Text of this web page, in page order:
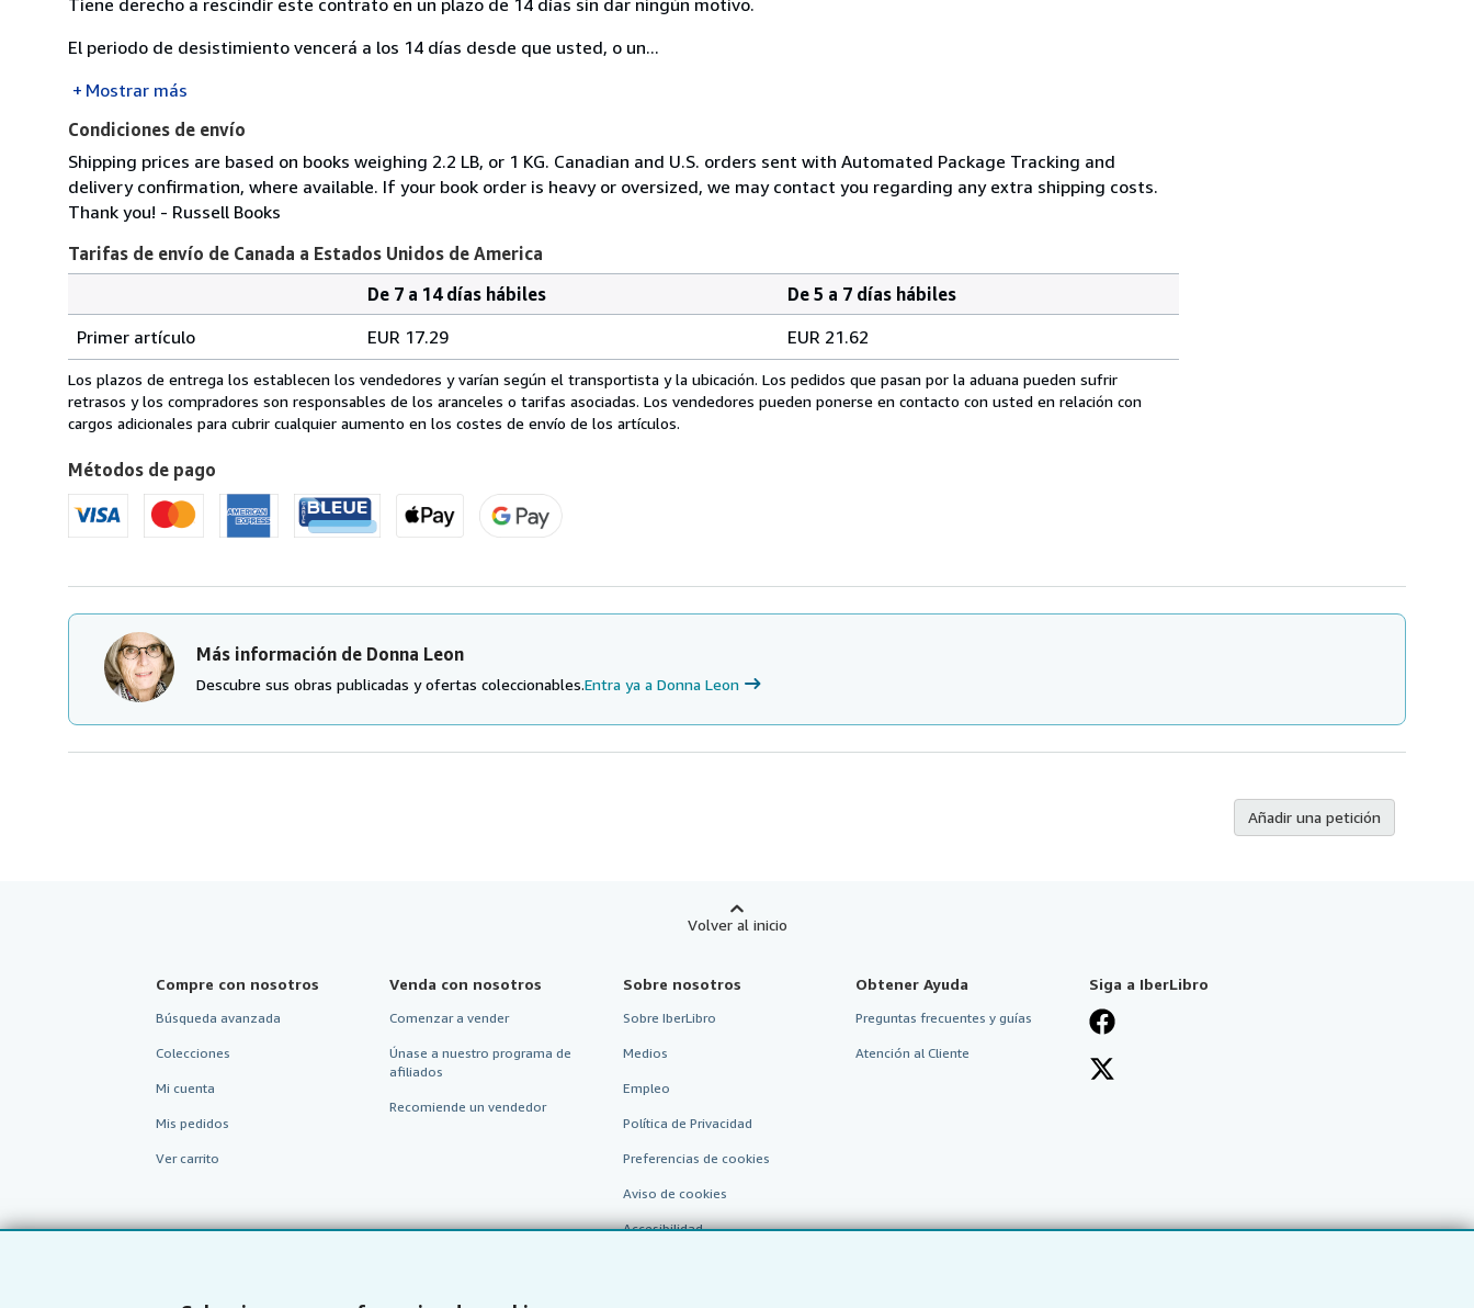
El periodo de desistimiento vencerá a los 14 días desde que usted, o un...
Mostrar más
Condiciones de envío
Shipping prices are based on books weighing 2.2 LB, or 1 KG. Canadian and U.S. orders sent with Automated Package Tracking and
delivery confirmation, where available. If your book order is heavy or oversized, we may contact you regarding any extra shipping costs.
Thank you! - Russell Books
Tarifas de envío de Canada a Estados Unidos de America
de
envío
de
Canada
Estados
Unidos
de
America
pedido
De 7 a 14 días hábiles
De 5 a 7 días hábiles
Primer artículo
EUR 17.29 EUR 21.62
Los plazos de entrega los establecen los vendedores y varían según el transportista y la ubicación. Los pedidos que pasan por la aduana pueden sufrir
retrasos y los compradores son responsables de los aranceles o tarifas asociadas. Los vendedores pueden ponerse en contacto con usted en relación con
cargos adicionales para cubrir cualquier aumento en los costes de envío de los artículos.
Métodos de pago
Más información de Donna Leon
Descubre sus obras publicadas y ofertas coleccionables.Entra ya a Donna Leon
Añadir una petición
Volver al inicio
Compre con nosotros
Búsqueda avanzada
Colecciones
Mi cuenta
Mis pedidos
Ver carrito
Venda con nosotros
Comenzar a vender
Únase a nuestro programa de
afiliados
Recomiende un vendedor
Sobre nosotros
Sobre IberLibro
Medios
Empleo
Política de Privacidad
Preferencias de cookies
Aviso de cookies
Accesibilidad
Obtener Ayuda
Preguntas frecuentes y guías
Atención al Cliente
Siga a IberLibro